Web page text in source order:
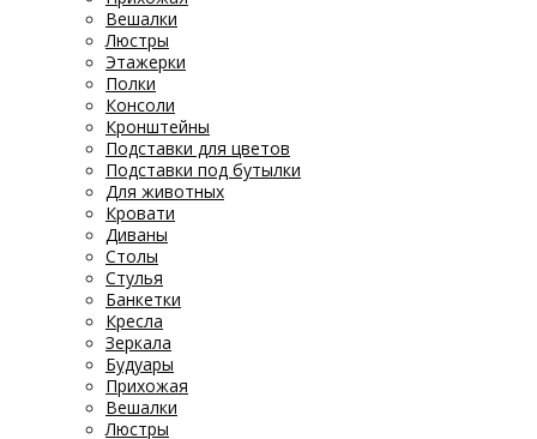
Вешалки
Люстры
Этажерки
Полки
Консоли
Кронштейны
Подставки для цветов
Подставки под бутылки
Для животных
Кровати
Диваны
Столы
Стулья
Банкетки
Кресла
Зеркала
Будуары
Прихожая
Вешалки
Люстры